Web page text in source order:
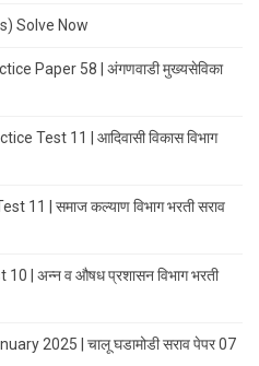
Solve Now
Paper 58 | अंगणवाडी मुख्यसेविका
Test 11 | आदिवासी विकास विभाग
11 | समाज कल्याण विभाग भरती सराव
| अन्न व औषध प्रशासन विभाग भरती
2025 | चालू घडामोडी सराव पेपर 07